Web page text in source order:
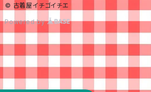
© 古着屋イチゴイチエ
Powered by